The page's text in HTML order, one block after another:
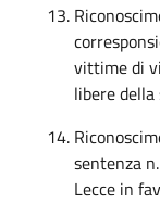
vittime di
libere della
sentenza
Lecce in